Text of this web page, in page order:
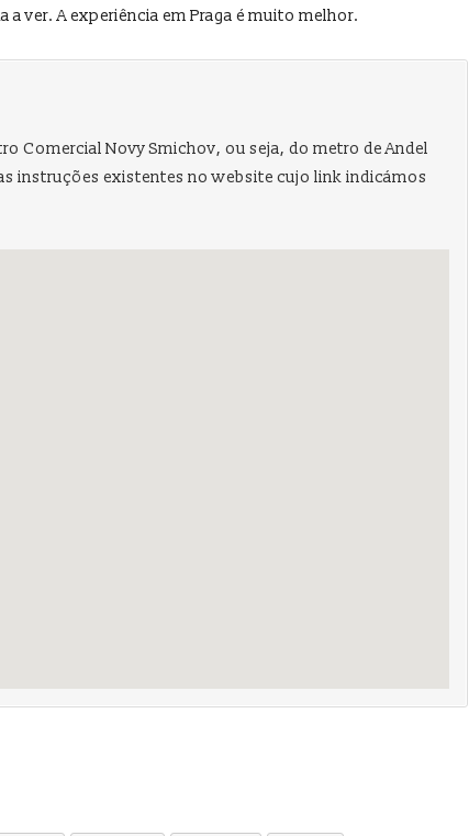
a ver. A experiência em Praga é muito melhor.
Comercial Novy Smichov, ou seja, do metro de Andel
instruções existentes no website cujo link indicámos